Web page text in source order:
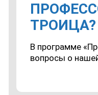
ТРОИЦА?
В программе
вопросы о